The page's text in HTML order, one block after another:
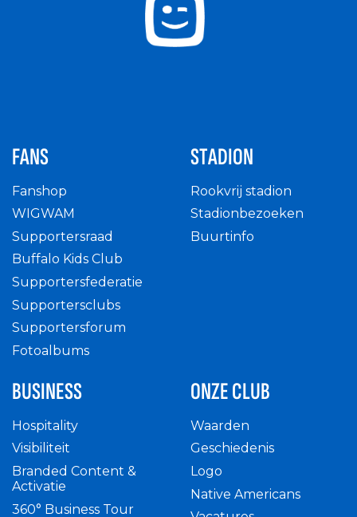
FANS
Fanshop
WIGWAM
Supportersraad
Buffalo Kids Club
Supportersfederatie
Supportersclubs
Supportersforum
Fotoalbums
STADION
Rookvrij stadion
Stadionbezoeken
Buurtinfo
BUSINESS
Hospitality
Visibiliteit
Branded Content &
Activatie
360° Business Tour
ONZE CLUB
Waarden
Geschiedenis
Logo
Native Americans